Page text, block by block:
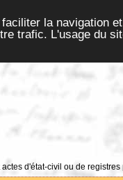
la navigation
trafic. L'usage du
d'état-civil ou de